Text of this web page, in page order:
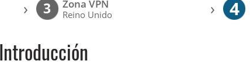
› 3 Zona VPN
Reino Unido › 4
Introducción